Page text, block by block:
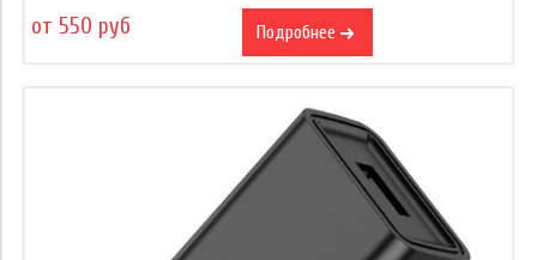
от 550 руб
Подробнее